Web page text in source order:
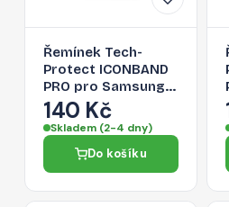
Řemínek Tech-
Protect ICONBAND
PRO pro Samsung
Galaxy Watch Ultra
1 / 2 2024-2026 (47
mm) - oranžový
140 Kč
Skladem (2-4 dny)
Do košíku